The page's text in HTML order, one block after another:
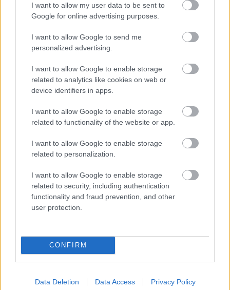
I want to allow my user data to be sent to
Google for online advertising purposes.
I want to allow Google to send me
personalized advertising.
I want to allow Google to enable storage
related to analytics like cookies on web or
device identifiers in apps.
I want to allow Google to enable storage
related to functionality of the website or app.
I want to allow Google to enable storage
related to personalization.
I want to allow Google to enable storage
related to security, including authentication
functionality and fraud prevention, and other
user protection.
CONFIRM
Data Deletion Data Access Privacy Policy
«Αξιοποιήσαμε στο έπακρο τις δύο εβδομάδες
ανακάλυψης στην Ικαρία», γράφει η δημοσιογράφος
του Guardian, η οποία επισκέφθηκε το νησί με τη
μητέρα της. «Φεύγουμε όχι μόνο αναζωογονημένοι από
το καλό φαγητό και την ξεκούραση, αλλά και γεμάτοι
ενέργεια και έμπνευση από τα μαγευτικά τοπία και τον
χρόνο που περάσαμε μαζί, με πολύτιμες αναμνήσεις
που θα διαρκέσουν μια ζωή».